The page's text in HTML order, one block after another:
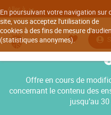
En poursuivant votre navigation sur
site, vous acceptez l'utilisation de
cookies à des fins de mesure
(statistiques anonymes).
Aller à
Offre en cours de
concernant le contenu des
jusqu’au